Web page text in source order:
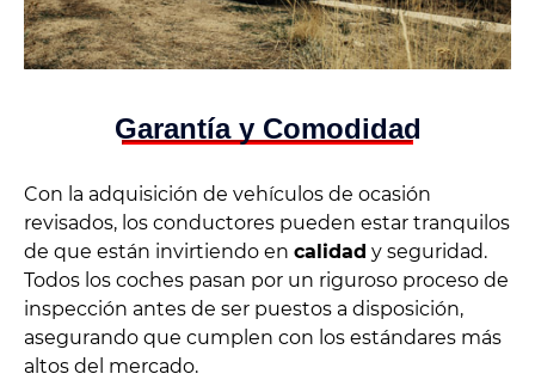
Garantía y Comodidad
Con la adquisición de vehículos de ocasión
revisados, los conductores pueden estar tranquilos
de que están invirtiendo en calidad y seguridad.
Todos los coches pasan por un riguroso proceso de
inspección antes de ser puestos a disposición,
asegurando que cumplen con los estándares más
altos del mercado.